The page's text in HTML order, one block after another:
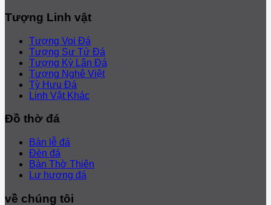
Tượng Linh vật
Tượng Voi Đá
Tượng Sư Tử Đá
Tượng Kỳ Lân Đá
Tượng Nghê Việt
Tỳ Hưu Đá
Linh Vật Khác
Đồ thờ đá
Bàn lễ đá
Đèn đá
Bàn Thờ Thiên
Lư hương đá
về chúng tôi